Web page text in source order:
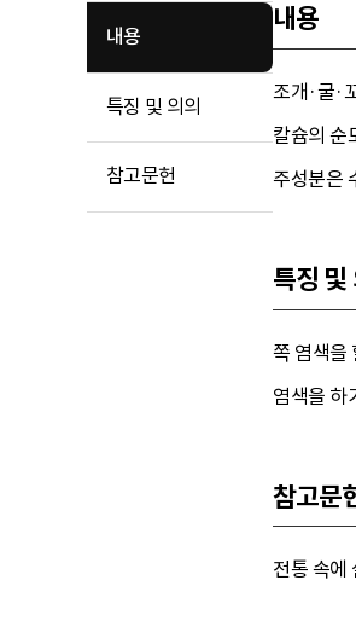
내용
특징 및 의의
참고문헌
내용
조개·굴·
칼슘의 순
주성분은
특징 및
쪽 염색을
염색을 하
참고문
전통 속에